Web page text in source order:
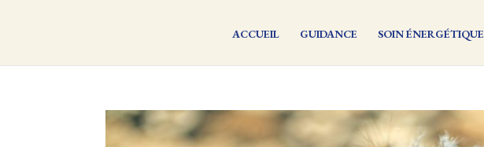
ACCUEIL GUIDANCE SOIN ÉNERGÉTIQUE